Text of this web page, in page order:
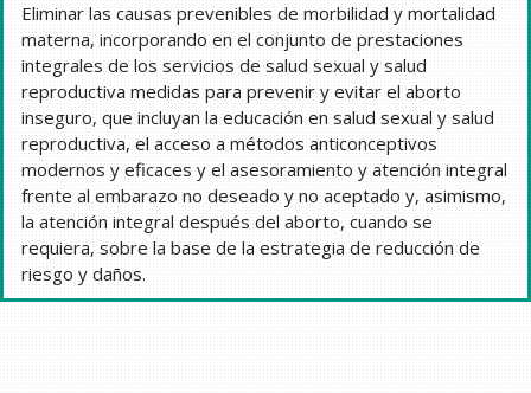
Eliminar las causas prevenibles de morbilidad y mortalidad
materna, incorporando en el conjunto de prestaciones
integrales de los servicios de salud sexual y salud
reproductiva medidas para prevenir y evitar el aborto
inseguro, que incluyan la educación en salud sexual y salud
reproductiva, el acceso a métodos anticonceptivos
modernos y eficaces y el asesoramiento y atención integral
frente al embarazo no deseado y no aceptado y, asimismo,
la atención integral después del aborto, cuando se
requiera, sobre la base de la estrategia de reducción de
riesgo y daños.